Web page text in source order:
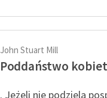
John Stuart Mill
Poddaństwo kobiet
. Jeżeli nie podziela